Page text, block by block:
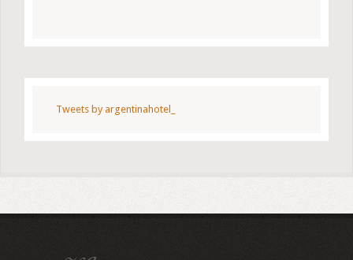
Tweets by argentinahotel_